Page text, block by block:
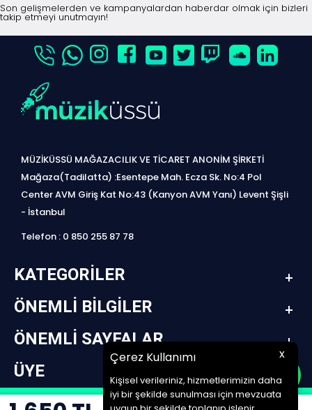
Çerez Kullanımı x
Kişisel verileriniz, hizmetlerimizin daha
iyi bir şekilde sunulması için mevzuata
Son gelişmelerden ve kampanyalardan haberdar olmak için bizleri
takip etmeyi unutmayın!
MÜZİKÜSSÜ MAĞAZACILIK VE TİCARET ANONİM ŞİRKETİ
Mağaza(Tadilatta) :Esentepe Mah. Ecza Sk. No:4 Pol
Center AVM Giriş Kat No:43 (Kanyon AVM Yanı) Levent Şişli
- İstanbul
Telefon : 0 850 255 87 78
KATEGORILER
ÖNEMLI BILGILER
ÖNEMLI SAYFALAR
ÜYE
design by jetpack | www.müziküssü.com | copyright ©2022 Tüm hakları saklıdır.